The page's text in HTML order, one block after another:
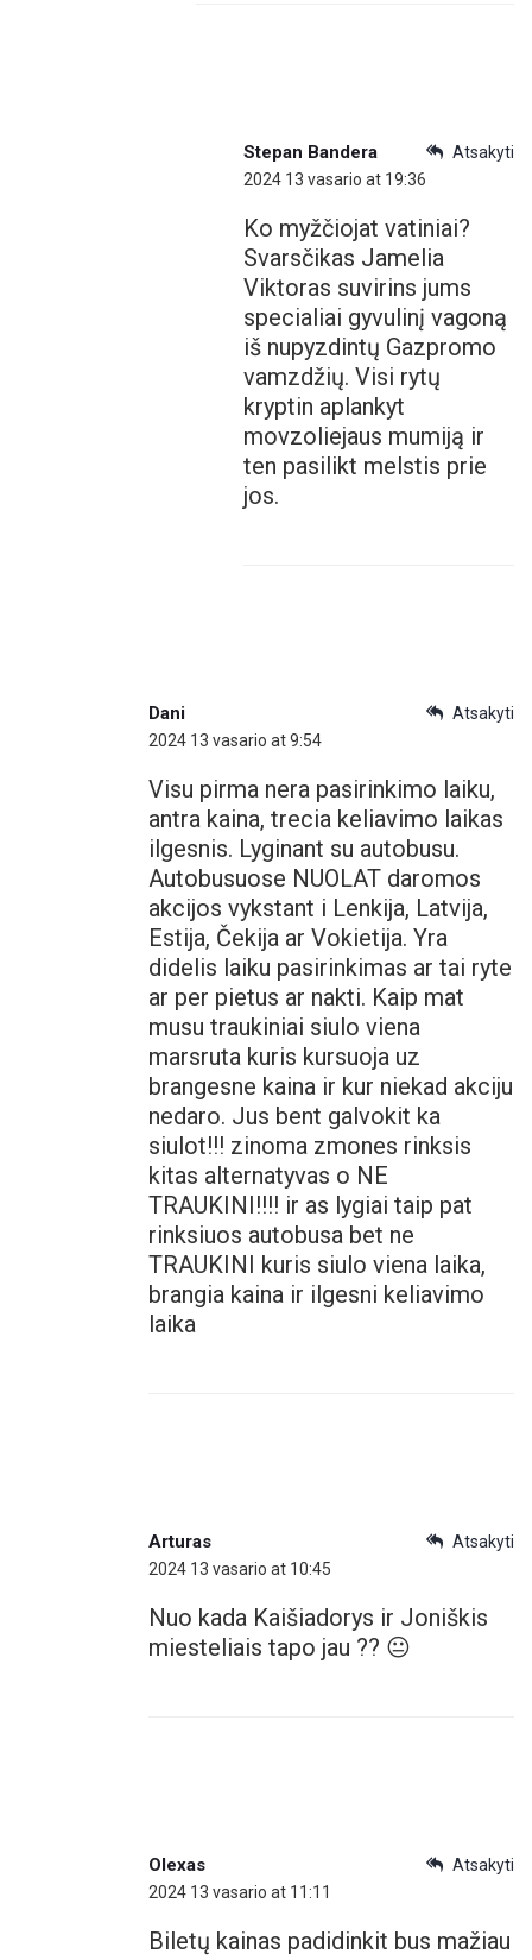
Atsakyti
Stepan Bandera
2024 13 vasario at 19:36
Ko myžčiojat vatiniai?
Svarsčikas Jamelia
Viktoras suvirins jums
specialiai gyvulinį vagoną
iš nupyzdintų Gazpromo
vamzdžių. Visi rytų
kryptin aplankyt
movzoliejaus mumiją ir
ten pasilikt melstis prie
jos.
Atsakyti
Dani
2024 13 vasario at 9:54
Visu pirma nera pasirinkimo laiku,
antra kaina, trecia keliavimo laikas
ilgesnis. Lyginant su autobusu.
Autobusuose NUOLAT daromos
akcijos vykstant i Lenkija, Latvija,
Estija, Čekija ar Vokietija. Yra
didelis laiku pasirinkimas ar tai ryte
ar per pietus ar nakti. Kaip mat
musu traukiniai siulo viena
marsruta kuris kursuoja uz
brangesne kaina ir kur niekad akciju
nedaro. Jus bent galvokit ka
siulot!!! zinoma zmones rinksis
kitas alternatyvas o NE
TRAUKINI!!!! ir as lygiai taip pat
rinksiuos autobusa bet ne
TRAUKINI kuris siulo viena laika,
brangia kaina ir ilgesni keliavimo
laika
Atsakyti
Arturas
2024 13 vasario at 10:45
Nuo kada Kaišiadorys ir Joniškis
miesteliais tapo jau ?? 😐
Atsakyti
Olexas
2024 13 vasario at 11:11
Biletų kainas padidinkit bus mažiau